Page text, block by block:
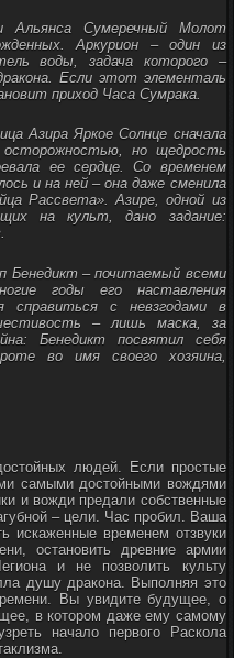
Сумеречный Молот
Аркурион – один из
воды, задача которого –
Если этот элементаль
приход Часа Сумрака.
Азира Яркое Солнце сначала
но щедрость
ее сердце. Со временем
и на ней – она даже сменила
Рассвета». Азире, одной из
на культ, дано задание:
Бенедикт – почитаемый всеми
годы его наставления
справиться с невзгодами в
– лишь маска, за
Бенедикт посвятил себя
во имя своего хозяина,
людей. Если простые
самыми достойными вождями
и вожди предали собственные
– цели. Час пробил. Ваша
искаженные временем отзвуки
остановить древние армии
и не позволить культу
душу дракона. Выполняя это
Вы увидите будущее, о
в котором даже ему самому
начало первого Раскола